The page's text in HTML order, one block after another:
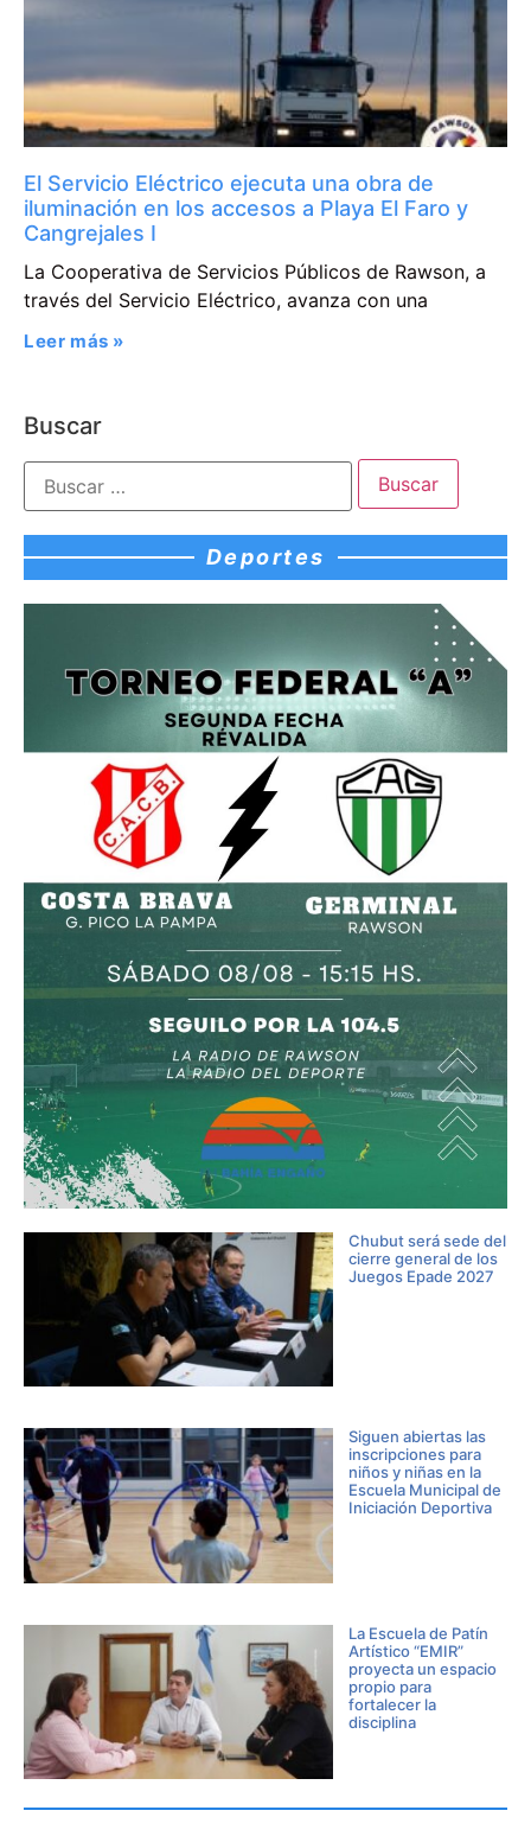
El Servicio Eléctrico ejecuta una obra de
iluminación en los accesos a Playa El Faro y
Cangrejales I
La Cooperativa de Servicios Públicos de Rawson, a
través del Servicio Eléctrico, avanza con una
Leer más »
Buscar
Deportes
Chubut será sede del
cierre general de los
Juegos Epade 2027
Siguen abiertas las
inscripciones para
niños y niñas en la
Escuela Municipal de
Iniciación Deportiva
La Escuela de Patín
Artístico “EMIR”
proyecta un espacio
propio para
fortalecer la
disciplina